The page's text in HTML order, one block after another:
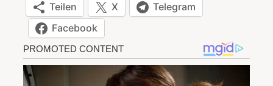
Teilen X
Telegram
Facebook